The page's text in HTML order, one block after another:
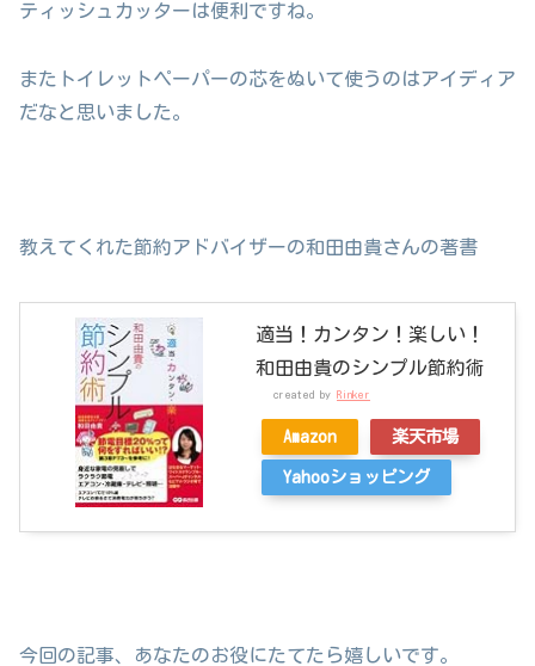
ティッシュカッターは便利ですね。
またトイレットペーパーの芯をぬいて使うのはアイディア
だなと思いました。
教えてくれた節約アドバイザーの和田由貴さんの著書
適当！カンタン！楽しい！
和田由貴のシンプル節約術
created by Rinker
Amazon 楽天市場
Yahooショッピング
今回の記事、あなたのお役にたてたら嬉しいです。